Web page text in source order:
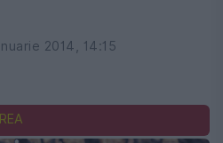
2014, 14:15